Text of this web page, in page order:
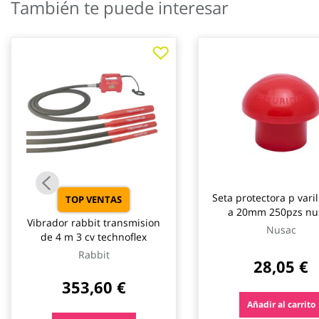
galería
También te puede interesar
TOP VENTAS
Vibrador rabbit transmision
de 4 m 3 cv technoflex
Rabbit
353,60 €
Seta protectora p varilla de 8
a 20mm 250pzs
Nusac
28,05 €
Añadir al carrito